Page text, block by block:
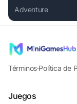
Adventure
Play Parmesan
Términos·Política de
Juegos